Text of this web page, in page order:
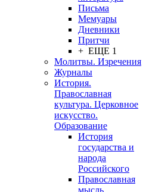
Письма
Мемуары
Дневники
Притчи
+ ЕЩЕ 1
Молитвы. Изречения
Журналы
История.
Православная
культура. Церковное
искусство.
Образование
История
государства и
народа
Российского
Православная
мысль